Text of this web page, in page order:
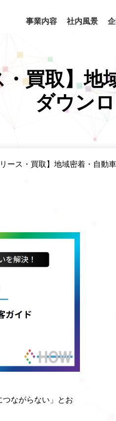
事業内容 社内風景
・買取】
ダウン
ース・買取】地域密着・自動
つながらない」とお